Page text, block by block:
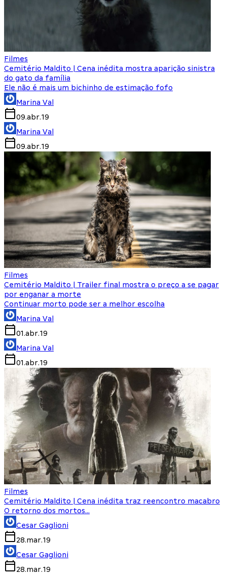
Filmes
Cemitério Maldito | Cena inédita mostra aparição sinistra
do gato da família
Ele não é mais um bichinho de estimação fofo
Marina Val
09.abr.19
Marina Val
09.abr.19
Filmes
Cemitério Maldito | Trailer final mostra o preço a se pagar
por enganar a morte
Continuar morto pode ser a melhor escolha
Marina Val
01.abr.19
Marina Val
01.abr.19
Filmes
Cemitério Maldito | Cena inédita traz reencontro macabro
O retorno dos mortos...
Cesar Gaglioni
28.mar.19
Cesar Gaglioni
28.mar.19